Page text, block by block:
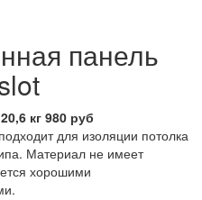
панель
кг 980 руб
для изоляции потолка
Материал не имеет
хорошими